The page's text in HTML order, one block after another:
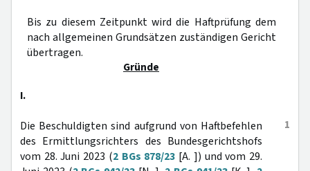
Bis zu diesem Zeitpunkt wird die Haftprüfung dem
nach allgemeinen Grundsätzen zuständigen Gericht
übertragen.
Gründe
I.
1
Die Beschuldigten sind aufgrund von Haftbefehlen
des Ermittlungsrichters des Bundesgerichtshofs
vom 28. Juni 2023 (2 BGs 878/23 [A. ]) und vom 29.